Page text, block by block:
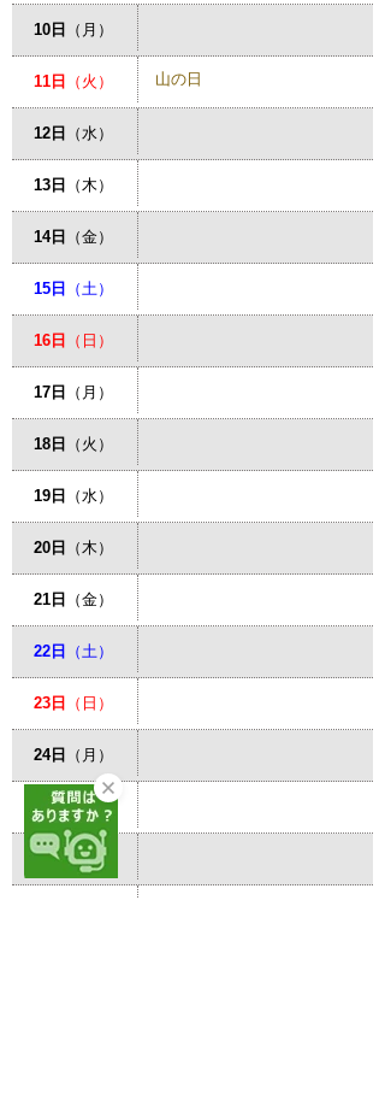
10日 （月）
11日 （火） 山の日
12日 （水）
13日 （木）
14日 （金）
15日 （土）
16日 （日）
17日 （月）
18日 （火）
19日 （水）
20日 （木）
21日 （金）
22日 （土）
23日 （日）
24日 （月）
25日（火）
26日（水）